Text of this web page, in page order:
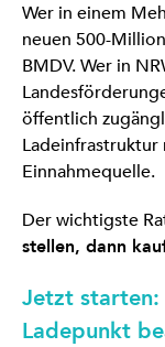
Wer in einem
neuen 500-
BMDV. Wer in
öffentlich
Ladeinfrastruktur
Einnahmequelle.
Der wichtigste
stellen, dann
Jetzt starten:
Ladepunkt